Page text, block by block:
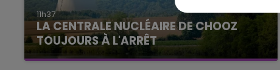
11h37
LA CENTRALE NUCLÉAIRE DE CHOOZ
TOUJOURS À L'ARRÊT
Cela fait déjà une semaine que la centrale